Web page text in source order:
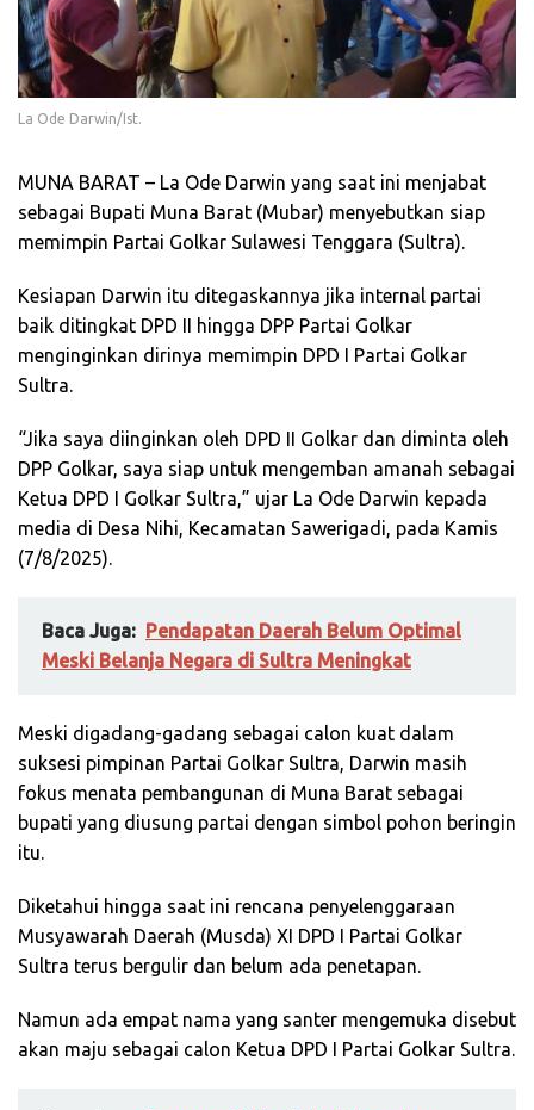
La Ode Darwin/Ist.
MUNA BARAT – La Ode Darwin yang saat ini menjabat
sebagai Bupati Muna Barat (Mubar) menyebutkan siap
memimpin Partai Golkar Sulawesi Tenggara (Sultra).
Kesiapan Darwin itu ditegaskannya jika internal partai
baik ditingkat DPD II hingga DPP Partai Golkar
menginginkan dirinya memimpin DPD I Partai Golkar
Sultra.
“Jika saya diinginkan oleh DPD II Golkar dan diminta oleh
DPP Golkar, saya siap untuk mengemban amanah sebagai
Ketua DPD I Golkar Sultra,” ujar La Ode Darwin kepada
media di Desa Nihi, Kecamatan Sawerigadi, pada Kamis
(7/8/2025).
Baca Juga: Pendapatan Daerah Belum Optimal
Meski Belanja Negara di Sultra Meningkat
Meski digadang-gadang sebagai calon kuat dalam
suksesi pimpinan Partai Golkar Sultra, Darwin masih
fokus menata pembangunan di Muna Barat sebagai
bupati yang diusung partai dengan simbol pohon beringin
itu.
Diketahui hingga saat ini rencana penyelenggaraan
Musyawarah Daerah (Musda) XI DPD I Partai Golkar
Sultra terus bergulir dan belum ada penetapan.
Namun ada empat nama yang santer mengemuka disebut
akan maju sebagai calon Ketua DPD I Partai Golkar Sultra.